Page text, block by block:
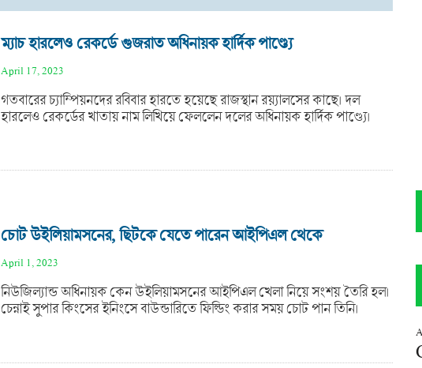
ম্যাচ হারলেও রেকর্ডে গুজরাত অধিনায়ক হার্দিক পাণ্ড্যে
April 17, 2023
গতবারের চ্যাম্পিয়নদের রবিবার হারতে হয়েছে রাজস্থান র‍য়্যালসের কাছে। দল
হারলেও রেকর্ডের খাতায় নাম লিখিয়ে ফেললেন দলের অধিনায়ক হার্দিক পাণ্ড্যে।
চোট উইলিয়ামসনের, ছিটকে যেতে পারেন আইপিএল থেকে
April 1, 2023
নিউজিল্যান্ড অধিনায়ক কেন উইলিয়ামসনের আইপিএল খেলা নিয়ে সংশয় তৈরি হল।
চেন্নাই সুপার কিংসের ইনিংসে বাউন্ডারিতে ফিল্ডিং করার সময় চোট পান তিনি।